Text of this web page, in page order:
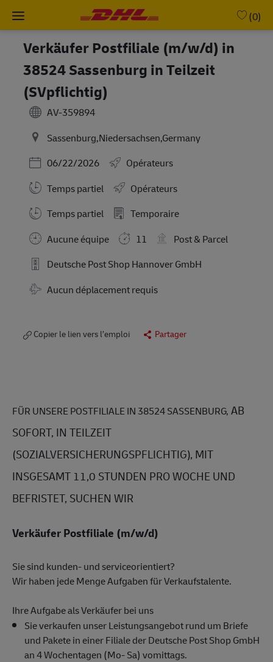
(0)
Verkäufer Postfiliale (m/w/d) in
38524 Sassenburg in Teilzeit
(SVpflichtig)
AV-359894
Sassenburg,Niedersachsen,Germany
Posted Date
06/22/2026
Opérateurs
Temps partiel
Opérateurs
Working Hours
Temps partiel
Temporaire
Aucune équipe
11
Post & Parcel
Deutsche Post Shop Hannover GmbH
Travel Required
Aucun déplacement requis
Copier le lien vers l’emploi Partager
FÜR UNSERE POSTFILIALE IN 38524 SASSENBURG, AB
SOFORT, IN TEILZEIT
(SOZIALVERSICHERUNGSPFLICHTIG), MIT
INSGESAMT 11,0 STUNDEN PRO WOCHE UND
BEFRISTET, SUCHEN WIR
Verkäufer Postfiliale (m/w/d)
Sie sind kunden- und serviceorientiert?
Wir haben jede Menge Aufgaben für Verkaufstalente.
Ihre Aufgabe als Verkäufer bei uns
Sie verkaufen unser Leistungsangebot rund um Briefe
und Pakete in einer Filiale der Deutsche Post Shop GmbH
an 4 Wochentagen (Mo- Sa) vomittags.